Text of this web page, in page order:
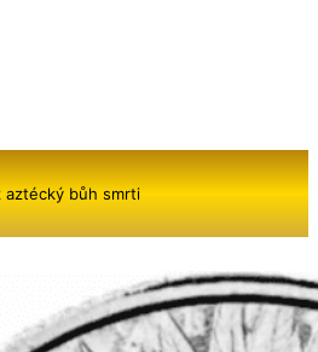
aztécký bůh smrti